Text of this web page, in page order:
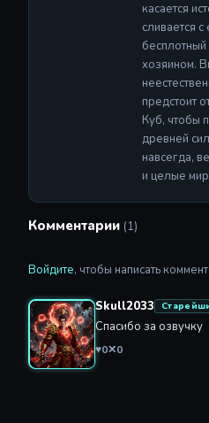
касается
сливается
хозяином.
предстоит
Куб, чтобы
древней
навсегда,
и целые
Комментарии (1)
Войдите, чтобы написать
Skull2033
Спасибо за озвучку
♥0✕0